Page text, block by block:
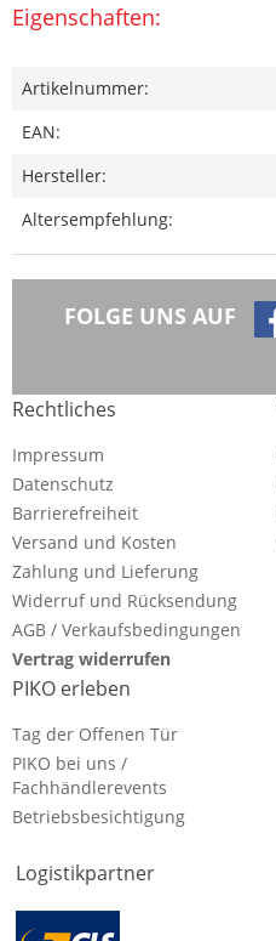
Eigenschaften:
Artikelnummer:
EAN:
Hersteller:
Altersempfehlung:
FOLGE UNS AUF
Rechtliches
Impressum
Datenschutz
Barrierefreiheit
Versand und Kosten
Zahlung und Lieferung
Widerruf und Rücksendung
AGB / Verkaufsbedingungen
Vertrag widerrufen
PIKO erleben
Tag der Offenen Tür
PIKO bei uns /
Fachhändlerevents
Betriebsbesichtigung
Logistikpartner